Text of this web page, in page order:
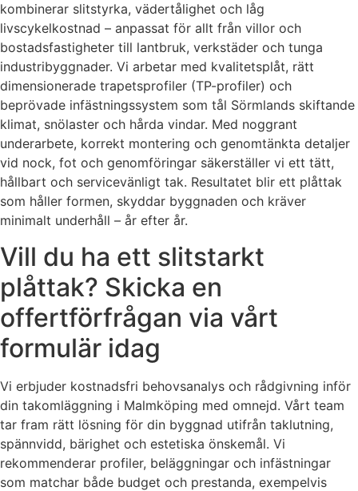
kombinerar slitstyrka, vädertålighet och låg
livscykelkostnad – anpassat för allt från villor och
bostadsfastigheter till lantbruk, verkstäder och tunga
industribyggnader. Vi arbetar med kvalitetsplåt, rätt
dimensionerade trapetsprofiler (TP-profiler) och
beprövade infästningssystem som tål Sörmlands skiftande
klimat, snölaster och hårda vindar. Med noggrant
underarbete, korrekt montering och genomtänkta detaljer
vid nock, fot och genomföringar säkerställer vi ett tätt,
hållbart och servicevänligt tak. Resultatet blir ett plåttak
som håller formen, skyddar byggnaden och kräver
minimalt underhåll – år efter år.
Vill du ha ett slitstarkt
plåttak? Skicka en
offertförfrågan via vårt
formulär idag
Vi erbjuder kostnadsfri behovsanalys och rådgivning inför
din takomläggning i Malmköping med omnejd. Vårt team
tar fram rätt lösning för din byggnad utifrån taklutning,
spännvidd, bärighet och estetiska önskemål. Vi
rekommenderar profiler, beläggningar och infästningar
som matchar både budget och prestanda, exempelvis